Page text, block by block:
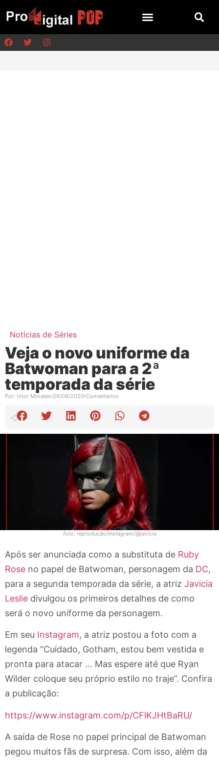
Notícias de Séries
Veja o novo uniforme da
Batwoman para a 2ª
temporada da série
Por: Vitor Morales 29/09/2020 Comentários
foto: reprodução/Instagram/@javicia
Após ser anunciada como a substituta de Ruby
Rose no papel de Batwoman, personagem da DC,
para a segunda temporada da série, a atriz Javicia
Leslie divulgou os primeiros detalhes de como
será o novo uniforme da personagem.
Em seu Instagram, a atriz postou a foto com a
legenda “Cuidado, Gotham, estou bem vestida e
pronta para atacar … Mas espere até que Ryan
Wilder coloque seu próprio estilo no traje”. Confira
a publicação:
https://www.instagram.com/p/CFlKJHtBaRU/
A saída de Rose no papel principal de Batwoman
pegou muitos fãs de surpresa. Com isso, além da